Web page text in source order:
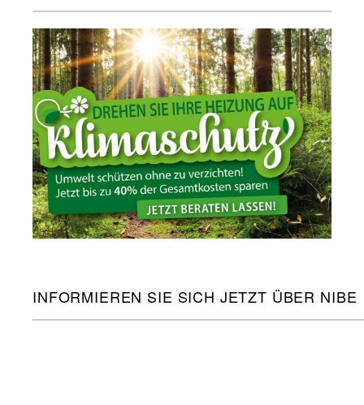
INFORMIEREN SIE SICH JETZT ÜBER NIBE